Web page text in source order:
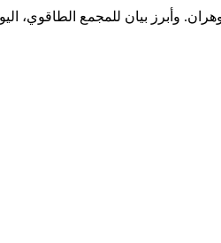
وأبرز بيان للمجمع الطاقوي،